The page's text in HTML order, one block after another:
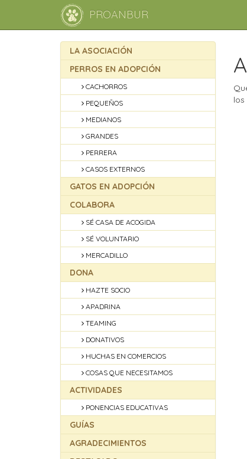
PROANBUR
LA ASOCIACIÓN
PERROS EN ADOPCIÓN
CACHORROS
PEQUEÑOS
MEDIANOS
GRANDES
PERRERA
CASOS EXTERNOS
GATOS EN ADOPCIÓN
COLABORA
SÉ CASA DE ACOGIDA
SÉ VOLUNTARIO
MERCADILLO
DONA
HAZTE SOCIO
APADRINA
TEAMING
DONATIVOS
HUCHAS EN COMERCIOS
COSAS QUE NECESITAMOS
ACTIVIDADES
PONENCIAS EDUCATIVAS
GUÍAS
AGRADECIMIENTOS